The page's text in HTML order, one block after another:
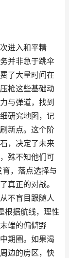
进入和平精
并非急于跳伞
了大量时间在
枪这些基础动
与弹道，找到
研究地图，记
新点。这个阶
，决定了未来
殊不知他们可
，落点选择与
真正的对战。
不盲目跟随人
根据航线，理性
端的偏僻野
期圈。如果渴
边的房区，快